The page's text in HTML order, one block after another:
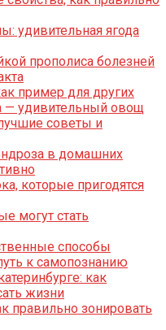
удивительная ягода
прополиса болезней
пример для других
— удивительный овощ
советы и
в домашних
которые пригодятся
могут стать
способы
к самопознанию
как
жизни
правильно зонировать